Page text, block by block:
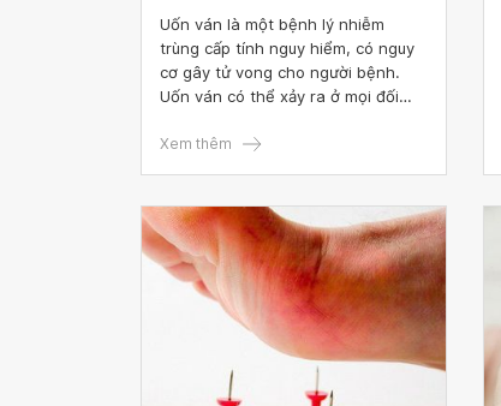
Uốn ván là một bệnh lý nhiễm
trùng cấp tính nguy hiểm, có nguy
cơ gây tử vong cho người bệnh.
Uốn ván có thể xảy ra ở mọi đối
những vùng nông nghiệp và những
hiểu về căn bệnh này và các triệu
chứng ban đầu của uốn ván sẽ góp
phần bảo vệ người bệnh khỏi nguy
cơ tử vong.
Xem thêm